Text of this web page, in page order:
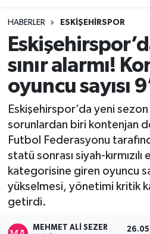
HABERLER ESKIŞEHIRSPOR
sınır alarmı!
oyuncu sayısı
Eskişehirspor’da yeni
sorunlardan biri kontenjan
Futbol Federasyonu
statü sonrası siyah-
kategorisine giren oyuncu
yükselmesi, yönetimi kritik
getirdi.
MEHMET ALI SEZER
Eskişehir Trafik Yoğunluk
Süper Lig Puan Durumu
Tüm Manşetler
Son Dakika Haberleri
Haber Arşivi